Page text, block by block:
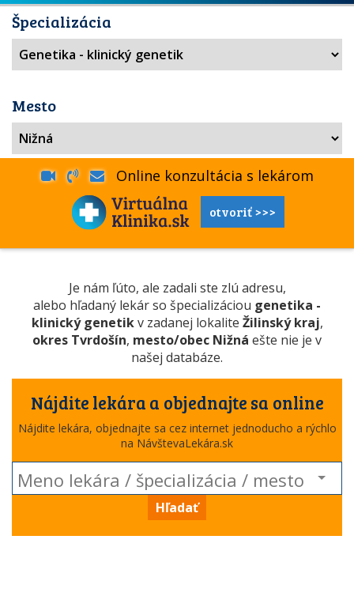
Špecializácia
Mesto
Online konzultácia s lekárom
otvoriť >>>
Je nám ľúto, ale zadali ste zlú adresu,
alebo hľadaný lekár so špecializáciou genetika -
klinický genetikv zadanej lokalite Žilinský kraj,
okres Tvrdošín, mesto/obec Nižná ešte nie je v
našej databáze.
Nájdite lekára a objednajte sa online
Nájdite lekára, objednajte sa cez internet jednoducho a rýchlo
na NávštevaLekára.sk
Hľadať